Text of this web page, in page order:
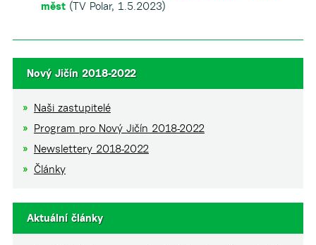
měst(TV Polar, 1.5.2023)
Nový Jičín 2018-2022
Naši zastupitelé
Program pro Nový Jičín 2018-2022
Newslettery 2018-2022
Články
Aktuální články